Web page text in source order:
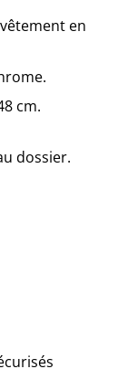
en
cm.
dossier.